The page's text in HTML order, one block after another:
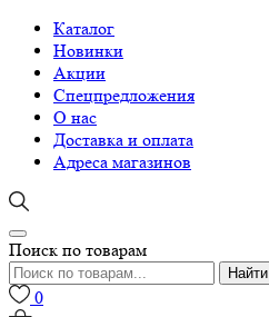
Каталог
Новинки
Акции
Спецпредложения
О нас
Доставка и оплата
Адреса магазинов
Поиск по товарам
Найти
0